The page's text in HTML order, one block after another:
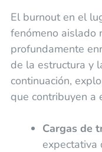
El burnout en el
fenómeno aislado
profundamente
de la estructura y
continuación,
que contribuyen a
Cargas de
expectativa